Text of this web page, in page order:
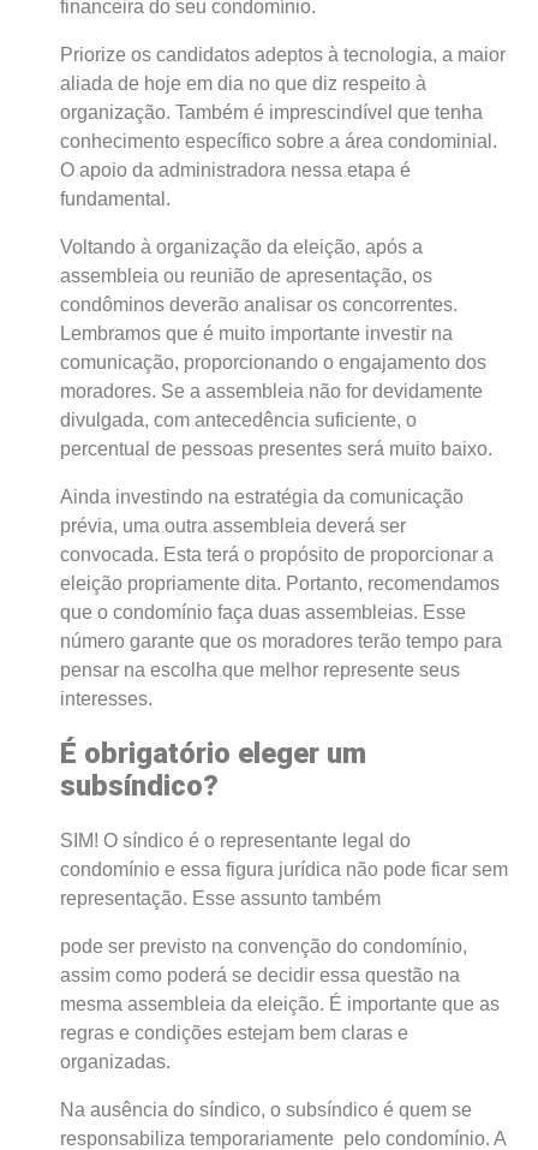
financeira do seu condomínio.
Priorize os candidatos adeptos à tecnologia, a maior
aliada de hoje em dia no que diz respeito à
organização. Também é imprescindível que tenha
conhecimento específico sobre a área condominial.
O apoio da administradora nessa etapa é
fundamental.
Voltando à organização da eleição, após a
assembleia ou reunião de apresentação, os
condôminos deverão analisar os concorrentes.
Lembramos que é muito importante investir na
comunicação, proporcionando o engajamento dos
moradores. Se a assembleia não for devidamente
divulgada, com antecedência suficiente, o
percentual de pessoas presentes será muito baixo.
Ainda investindo na estratégia da comunicação
prévia, uma outra assembleia deverá ser
convocada. Esta terá o propósito de proporcionar a
eleição propriamente dita. Portanto, recomendamos
que o condomínio faça duas assembleias. Esse
número garante que os moradores terão tempo para
pensar na escolha que melhor represente seus
interesses.
É obrigatório eleger um
subsíndico?
SIM! O síndico é o representante legal do
condomínio e essa figura jurídica não pode ficar sem
representação. Esse assunto também
pode ser previsto na convenção do condomínio,
assim como poderá se decidir essa questão na
mesma assembleia da eleição. É importante que as
regras e condições estejam bem claras e
organizadas.
Na ausência do síndico, o subsíndico é quem se
responsabiliza temporariamente pelo condomínio. A